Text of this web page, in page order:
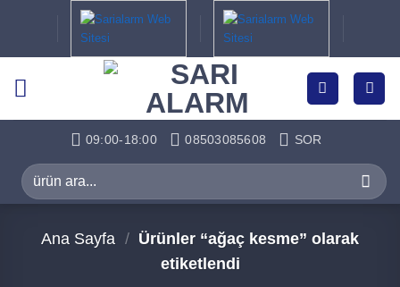
09:00-18:00 08503085608 SOR
Ara:
Ana Sayfa / Ürünler “ağaç kesme” olarak
etiketlendi